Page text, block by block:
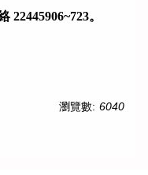
22445906~723。
瀏覽數: 6040